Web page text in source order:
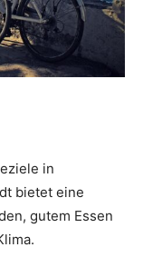
in
bietet eine
gutem Essen